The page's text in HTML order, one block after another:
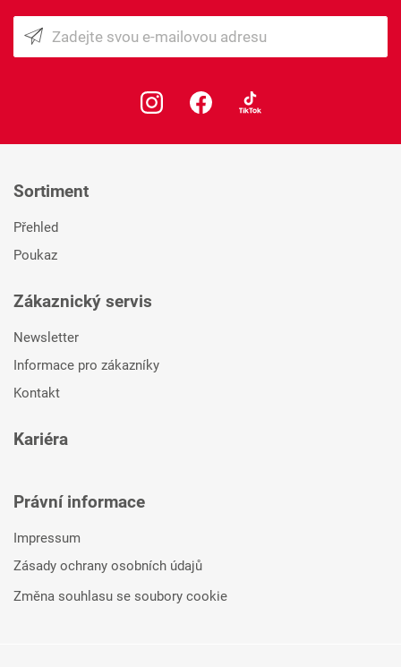
Sortiment
Přehled
Poukaz
Zákaznický servis
Newsletter
Informace pro zákazníky
Kontakt
Kariéra
Právní informace
Impressum
Zásady ochrany osobních údajů
Změna souhlasu se soubory cookie